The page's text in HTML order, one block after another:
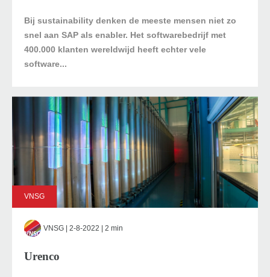
Bij sustainability denken de meeste mensen niet zo
snel aan SAP als enabler. Het softwarebedrijf met
400.000 klanten wereldwijd heeft echter vele
software...
VNSG
VNSG | 2-8-2022 | 2 min
Urenco